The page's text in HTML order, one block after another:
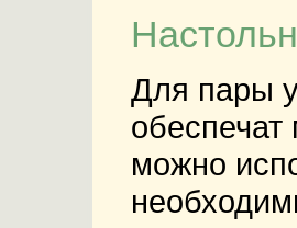
Для пары
можно